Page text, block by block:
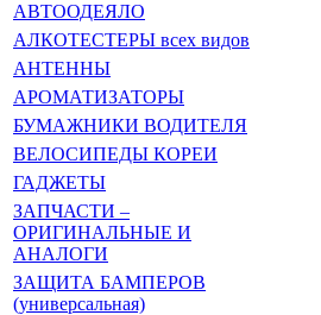
АВТООДЕЯЛО
АЛКОТЕСТЕРЫ всех видов
АНТЕННЫ
АРОМАТИЗАТОРЫ
БУМАЖНИКИ ВОДИТЕЛЯ
ВЕЛОСИПЕДЫ КОРЕИ
ГАДЖЕТЫ
ЗАПЧАСТИ –
ОРИГИНАЛЬНЫЕ И
АНАЛОГИ
ЗАЩИТА БАМПЕРОВ
(универсальная)